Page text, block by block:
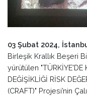
03 Şubat 2024,
Birleşik Krallık Beşeri
yürütülen "TÜRKİYE'DE
DEĞİŞİKLİĞİ RİSK
(CRAFT)" Projesi’nin